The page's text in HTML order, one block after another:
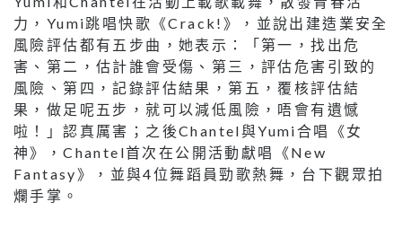
力，Yumi跳唱快歌《Crack!》，並說出建造業安全
風險評估都有五步曲，她表示：「第一，找出危
害、第二，估計誰會受傷、第三，評估危害引致的
風險、第四，記錄評估結果，第五，覆核評估結
果，做足呢五步，就可以減低風險，唔會有遺憾
啦！」認真厲害；之後Chantel與Yumi合唱《女
神》，Chantel首次在公開活動獻唱《New
Fantasy》，並與4位舞蹈員勁歌熱舞，台下觀眾拍
爛手掌。